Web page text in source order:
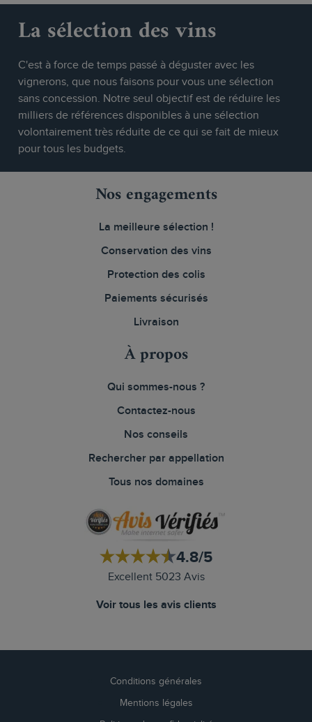
La sélection des vins
C'est à force de temps passé à déguster avec les
vignerons, que nous faisons pour vous une sélection
sans concession. Notre seul objectif est de réduire les
milliers de références disponibles à une sélection
volontairement très réduite de ce qui se fait de mieux
pour tous les budgets.
Nos engagements
La meilleure sélection !
Conservation des vins
Protection des colis
Paiements sécurisés
Livraison
À propos
Qui sommes-nous ?
Contactez-nous
Nos conseils
Rechercher par appellation
Tous nos domaines
4.8/5
Excellent 5023 Avis
Voir tous les avis clients
Conditions générales
Mentions légales